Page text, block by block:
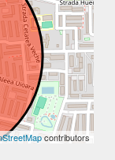
contributors